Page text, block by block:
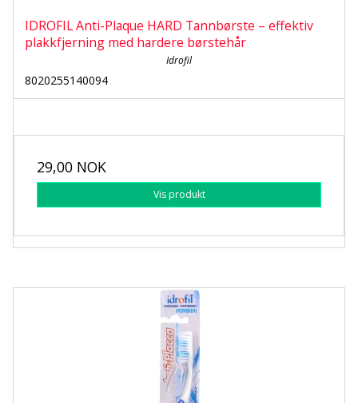
IDROFIL Anti-Plaque HARD Tannbørste – effektiv
plakkfjerning med hardere børstehår
Idrofil
8020255140094
29,00 NOK
Vis produkt